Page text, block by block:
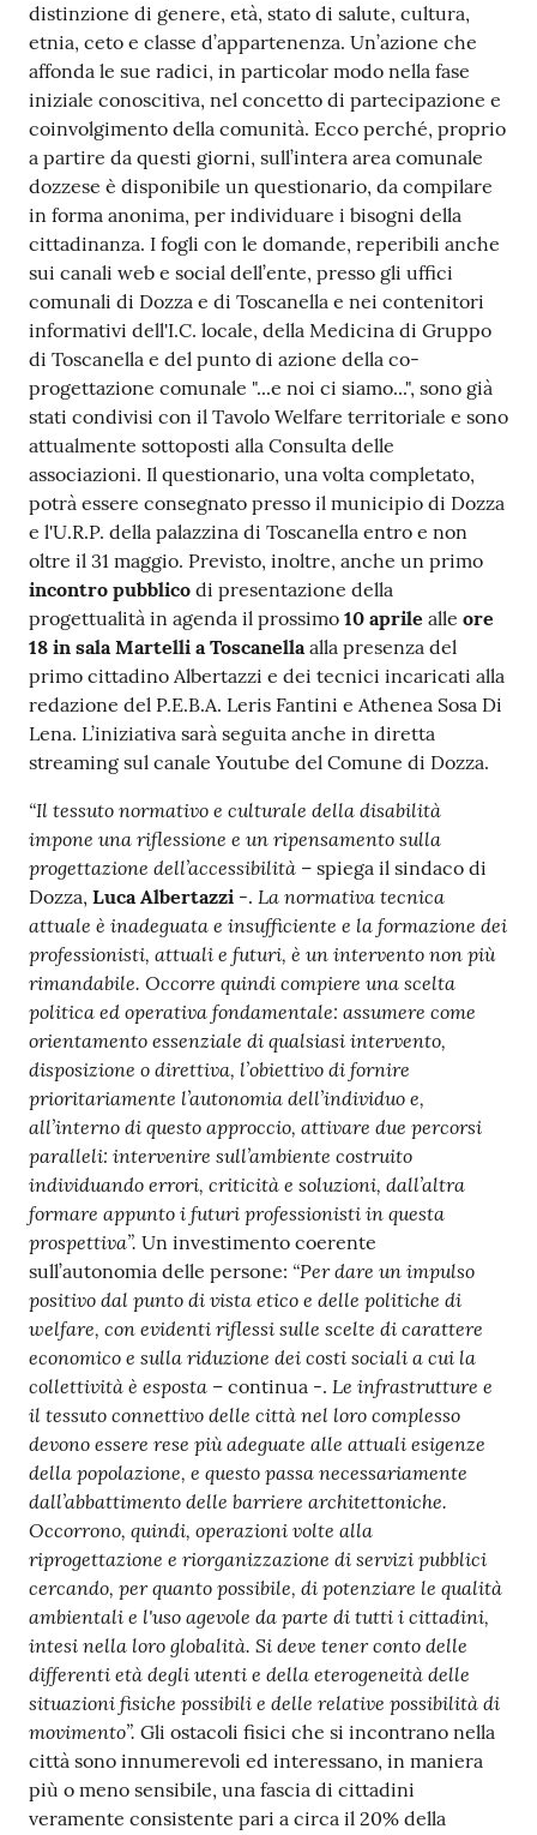
distinzione di genere, età, stato di salute, cultura,
etnia, ceto e classe d’appartenenza. Un’azione che
affonda le sue radici, in particolar modo nella fase
iniziale conoscitiva, nel concetto di partecipazione e
coinvolgimento della comunità. Ecco perché, proprio
a partire da questi giorni, sull’intera area comunale
dozzese è disponibile un questionario, da compilare
in forma anonima, per individuare i bisogni della
cittadinanza. I fogli con le domande, reperibili anche
sui canali web e social dell’ente, presso gli uffici
comunali di Dozza e di Toscanella e nei contenitori
informativi dell'I.C. locale, della Medicina di Gruppo
di Toscanella e del punto di azione della co-
progettazione comunale "...e noi ci siamo...", sono già
stati condivisi con il Tavolo Welfare territoriale e sono
attualmente sottoposti alla Consulta delle
associazioni. Il questionario, una volta completato,
potrà essere consegnato presso il municipio di Dozza
e l'U.R.P. della palazzina di Toscanella entro e non
oltre il 31 maggio. Previsto, inoltre, anche un primo
incontro pubblico di presentazione della
progettualità in agenda il prossimo 10 aprile alle ore
18 in sala Martelli a Toscanellaalla presenza del
primo cittadino Albertazzi e dei tecnici incaricati alla
redazione del P.E.B.A. Leris Fantini e Athenea Sosa Di
Lena. L’iniziativa sarà seguita anche in diretta
streaming sul canale Youtube del Comune di Dozza.
“Il tessuto normativo e culturale della disabilità
impone una riflessione e un ripensamento sulla
progettazione dell’accessibilità – spiega il sindaco di
Dozza, Luca Albertazzi -. La normativa tecnica
attuale è inadeguata e insufficiente e la formazione dei
professionisti, attuali e futuri, è un intervento non più
rimandabile. Occorre quindi compiere una scelta
politica ed operativa fondamentale: assumere come
orientamento essenziale di qualsiasi intervento,
disposizione o direttiva, l’obiettivo di fornire
prioritariamente l’autonomia dell’individuo e,
all’interno di questo approccio, attivare due percorsi
paralleli: intervenire sull’ambiente costruito
individuando errori, criticità e soluzioni, dall’altra
formare appunto i futuri professionisti in questa
prospettiva”. Un investimento coerente
sull’autonomia delle persone: “Per dare un impulso
positivo dal punto di vista etico e delle politiche di
welfare, con evidenti riflessi sulle scelte di carattere
economico e sulla riduzione dei costi sociali a cui la
collettività è esposta – continua -. Le infrastrutture e
il tessuto connettivo delle città nel loro complesso
devono essere rese più adeguate alle attuali esigenze
della popolazione, e questo passa necessariamente
dall’abbattimento delle barriere architettoniche.
Occorrono, quindi, operazioni volte alla
riprogettazione e riorganizzazione di servizi pubblici
cercando, per quanto possibile, di potenziare le qualità
ambientali e l'uso agevole da parte di tutti i cittadini,
intesi nella loro globalità. Si deve tener conto delle
differenti età degli utenti e della eterogeneità delle
situazioni fisiche possibili e delle relative possibilità di
movimento”. Gli ostacoli fisici che si incontrano nella
città sono innumerevoli ed interessano, in maniera
più o meno sensibile, una fascia di cittadini
veramente consistente pari a circa il 20% della